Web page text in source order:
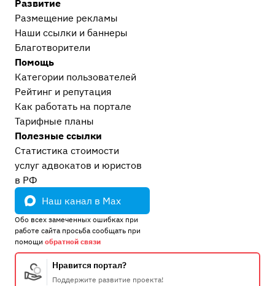
Развитие
Размещение рекламы
Наши ссылки и баннеры
Благотворители
Помощь
Категории пользователей
Рейтинг и репутация
Как работать на портале
Тарифные планы
Полезные ссылки
Статистика стоимости
услуг адвокатов и юристов
в РФ
Наш канал в Max
Обо всех замеченных ошибках при
работе сайта просьба сообщать при
помощи обратной связи
Нравится портал?
Поддержите развитие проекта!